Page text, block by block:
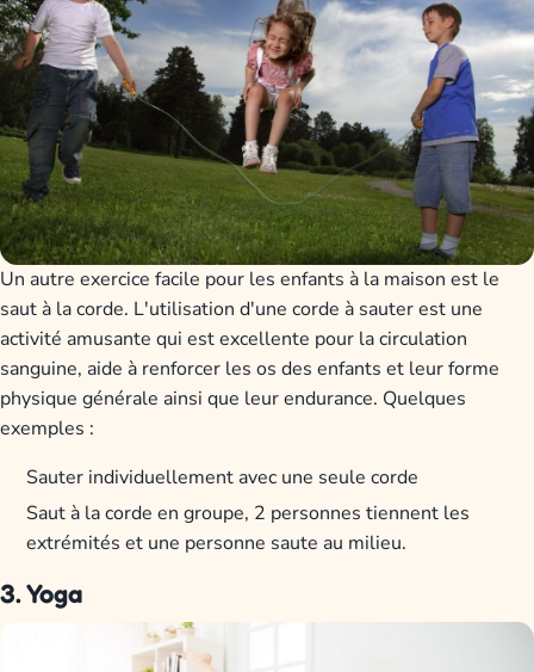
Un autre exercice facile pour les enfants à la maison est le
saut à la corde. L'utilisation d'une corde à sauter est une
activité amusante qui est excellente pour la circulation
sanguine, aide à renforcer les os des enfants et leur forme
physique générale ainsi que leur endurance. Quelques
exemples :
Sauter individuellement avec une seule corde
Saut à la corde en groupe, 2 personnes tiennent les
extrémités et une personne saute au milieu.
3. Yoga